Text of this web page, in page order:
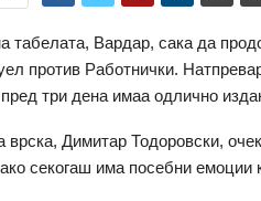
табелата, Вардар, сака да
против Работнички.
три дена имаа одлично
врска, Димитар Тодоровски,
секогаш има посебни емоции